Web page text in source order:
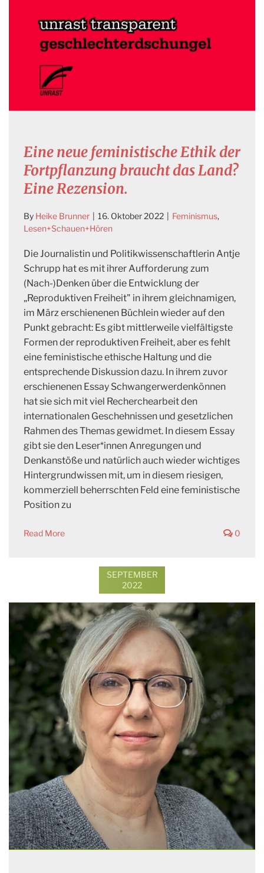
Eine neue feministische Ethik der
Fortpflanzung braucht das Land?
Eine Rezension.
By Heike Brunner 16. Oktober 2022 Feminismus,
Lesen+Schauen+Hören
Die Journalistin und Politikwissenschaftlerin Antje
Schrupp hat es mit ihrer Aufforderung zum
(Nach-)Denken über die Entwicklung der
„Reproduktiven Freiheit" in ihrem gleichnamigen,
im März erschienenen Büchlein wieder auf den
Punkt gebracht: Es gibt mittlerweile vielfältigste
Formen der reproduktiven Freiheit, aber es fehlt
eine feministische ethische Haltung und die
entsprechende Diskussion dazu. In ihrem zuvor
erschienenen Essay Schwangerwerdenkönnen
hat sie sich mit viel Recherchearbeit den
internationalen Geschehnissen und gesetzlichen
Rahmen des Themas gewidmet. In diesem Essay
gibt sie den Leser*innen Anregungen und
Denkanstöße und natürlich auch wieder wichtiges
Hintergrundwissen mit, um in diesem riesigen,
kommerziell beherrschten Feld eine feministische
Position zu
Read More 0
SEPTEMBER
2022